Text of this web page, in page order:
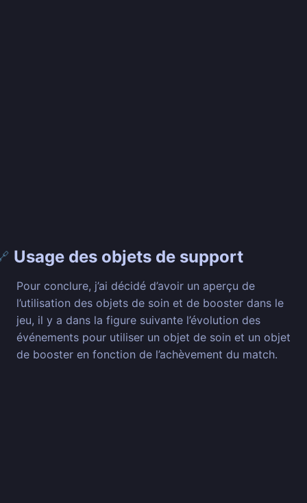
Usage des objets de support
Pour conclure, j’ai décidé d’avoir un aperçu de
l’utilisation des objets de soin et de booster dans le
jeu, il y a dans la figure suivante l’évolution des
événements pour utiliser un objet de soin et un objet
de booster en fonction de l’achèvement du match.